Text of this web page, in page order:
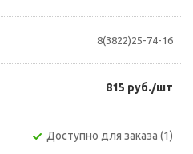
8(3822)25-74-16
815 руб./шт
Доступно для заказа (1)